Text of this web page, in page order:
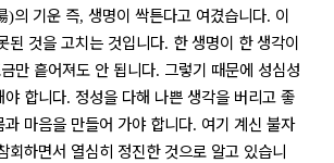
)의 기운 즉, 생명이 싹튼다고 여겼습니다. 이
된 것을 고치는 것입니다. 한 생명이 한 생각이
만 흩어져도 안 됩니다. 그렇기 때문에 성심성
야 합니다. 정성을 다해 나쁜 생각을 버리고 좋
마음을 만들어 가야 합니다. 여기 계신 불자
회하면서 열심히 정진한 것으로 알고 있습니